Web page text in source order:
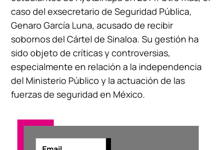
caso del exsecretario de Seguridad Pública,
Genaro García Luna, acusado de recibir
sobornos del Cártel de Sinaloa. Su gestión ha
sido objeto de críticas y controversias,
especialmente en relación a la independencia
del Ministerio Público y la actuación de las
fuerzas de seguridad en México.